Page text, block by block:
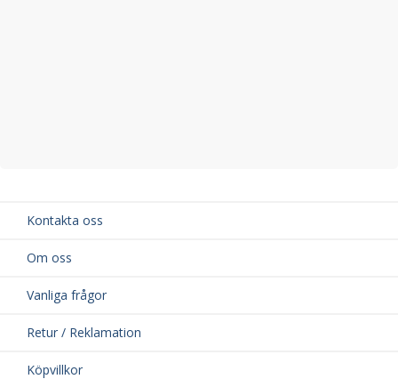
Kontakta oss
Om oss
Vanliga frågor
Retur / Reklamation
Köpvillkor